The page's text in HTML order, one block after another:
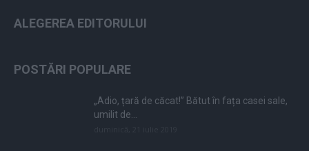
ALEGEREA EDITORULUI
POSTĂRI POPULARE
„Adio, țară de căcat!” Bătut în fața casei sale,
umilit de...